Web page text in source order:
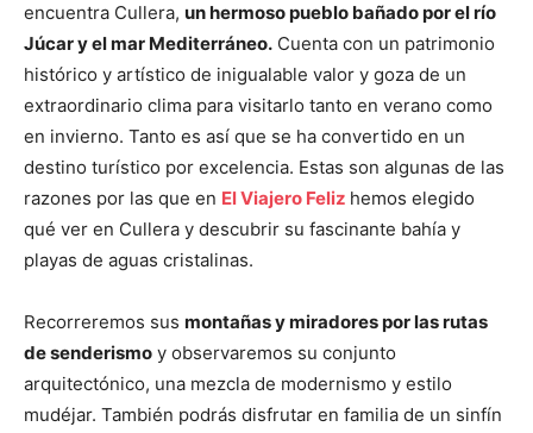
encuentra Cullera, un hermoso pueblo bañado por el río
Júcar y el mar Mediterráneo. Cuenta con un patrimonio
histórico y artístico de inigualable valor y goza de un
extraordinario clima para visitarlo tanto en verano como
en invierno. Tanto es así que se ha convertido en un
destino turístico por excelencia. Estas son algunas de las
razones por las que en El Viajero Feliz hemos elegido
qué ver en Cullera y descubrir su fascinante bahía y
playas de aguas cristalinas.
Recorreremos sus montañas y miradores por las rutas
de senderismo y observaremos su conjunto
arquitectónico, una mezcla de modernismo y estilo
mudéjar. También podrás disfrutar en familia de un sinfín